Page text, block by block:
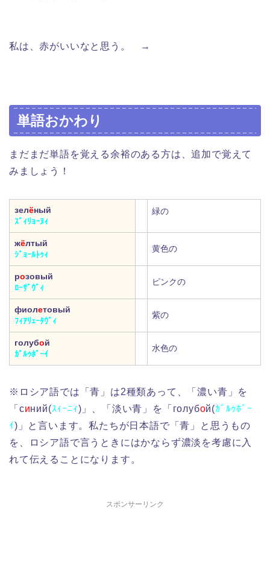
私は、赤がいいなと思う。 →
単語おかわり
まだまだ単語を覚える余裕のある方は、追加で覚えて
みましょう！
зелёный
ｽﾞｨﾘｮｰﾇｨ
緑の
жёлтый
ｼﾞｮｰﾙﾄｩｨ
黄色の
розовый
ﾛｰｻﾞｳﾞｨ
ピンクの
фиолетовый
ﾌｨｱﾘｪｰﾀｳﾞｨ
紫の
голубой
ｶﾞﾙｩﾎﾞｰｲ
水色の
※ロシア語では「青」は2種類あって、「濃い青」を
「синий(ｽｨｰﾆｨ)」、「淡い青」を「голубой(ｶﾞﾙｩﾎﾞｰ
ｲ)」と言います。私たちが日本語で「青」と思うもの
を、ロシア語で言うときにはかならず濃淡を考慮に入
れて伝えることになります。
スポンサーリンク